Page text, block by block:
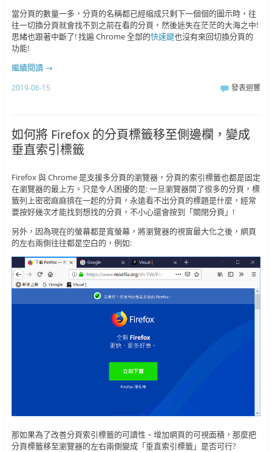
當分頁的數量一多，分頁的名稱都已經縮成只剩下一個個的圖示時，往
往一切換分頁就會找不到之前在看的分頁，然後迷失在茫茫的大海之中!
思緒也跟著中斷了! 找遍 Chrome 全部的快速鍵也沒有來回切換分頁的
功能!
繼續閱讀 →
2019-06-15 發表迴響
如何將 Firefox 的分頁標籤移至側邊欄，變成
垂直索引標籤
Firefox 與 Chrome 是支援多分頁的瀏覽器，分頁的索引標籤也都是固定
在瀏覽器的最上方。只是令人困擾的是: 一旦瀏覽器開了很多的分頁，標
籤列上密密麻麻擠在一起的分頁，永遠看不出分頁的標題是什麼，經常
要按好幾次才能找到想找的分頁，不小心還會按到「關閉分頁」!
另外，因為現在的螢幕都是寬螢幕，將瀏覽器的視窗最大化之後，網頁
的左右兩側往往都是空白的，例如:
那如果為了改善分頁索引標籤的可讀性、增加網頁的可視面積，那麼把
分頁標籤移至瀏覽器的左右兩側變成「垂直索引標籤」是否可行?